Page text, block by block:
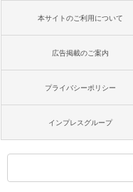
本サイトのご利用について
広告掲載のご案内
プライバシーポリシー
インプレスグループ